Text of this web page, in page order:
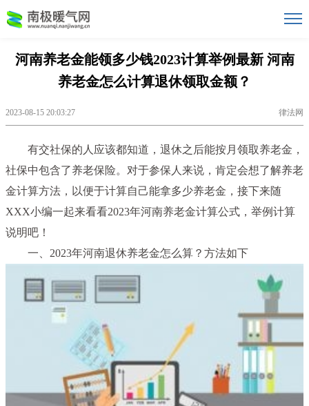
河南养老金能领多少钱2023计算举例最新 河南
养老金怎么计算退休领取金额？
2023-08-15 20:03:27 律法网
有交社保的人应该都知道，退休之后能按月领取养老金，
社保中包含了养老保险。对于参保人来说，肯定会想了解养老
金计算方法，以便于计算自己能拿多少养老金，接下来随
XXX小编一起来看看2023年河南养老金计算公式，举例计算
说明吧！
一、2023年河南退休养老金怎么算？方法如下